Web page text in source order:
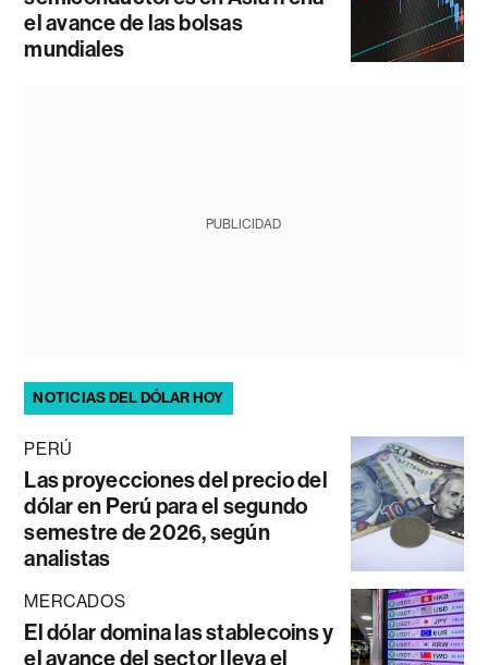
el avance de las bolsas
mundiales
PUBLICIDAD
NOTICIAS DEL DÓLAR HOY
PERÚ
Las proyecciones del precio del
dólar en Perú para el segundo
semestre de 2026, según
analistas
MERCADOS
El dólar domina las stablecoins y
el avance del sector lleva el